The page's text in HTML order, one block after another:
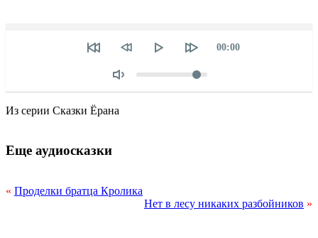
Текущее
00:00
Из серии Сказки Ёрана
Еще аудиосказки
« Проделки братца Кролика
Нет в лесу никаких разбойников »